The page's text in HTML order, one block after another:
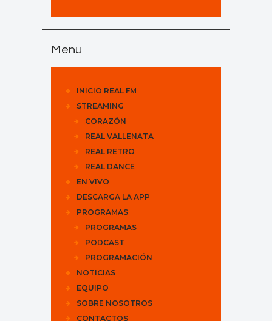
Menu
INICIO REAL FM
STREAMING
CORAZÓN
REAL VALLENATA
REAL RETRO
REAL DANCE
EN VIVO
DESCARGA LA APP
PROGRAMAS
PROGRAMAS
PODCAST
PROGRAMACIÓN
NOTICIAS
EQUIPO
SOBRE NOSOTROS
CONTACTOS